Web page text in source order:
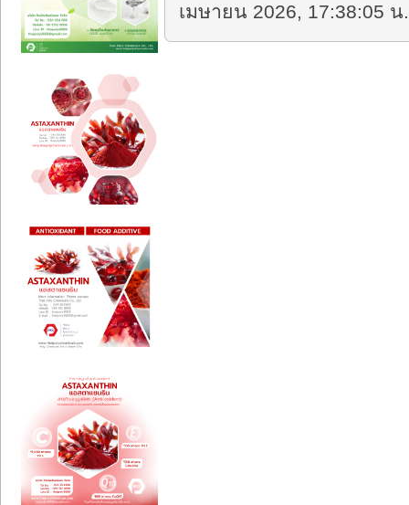
เมษายน 2026, 17:38:05 น